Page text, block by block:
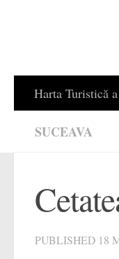
Harta Turistică
SUCEAVA
PUBLISHED 18